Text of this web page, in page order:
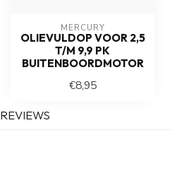
MERCURY
OLIEVULDOP VOOR 2,5
T/M 9,9 PK
BUITENBOORDMOTOR
€8,95
REVIEWS